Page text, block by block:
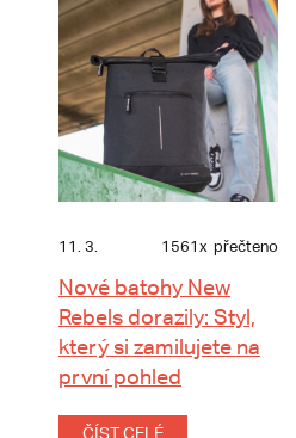
11. 3. 1561x přečteno
Nové batohy New
Rebels dorazily: Styl,
který si zamilujete na
první pohled
ČÍST CELÉ